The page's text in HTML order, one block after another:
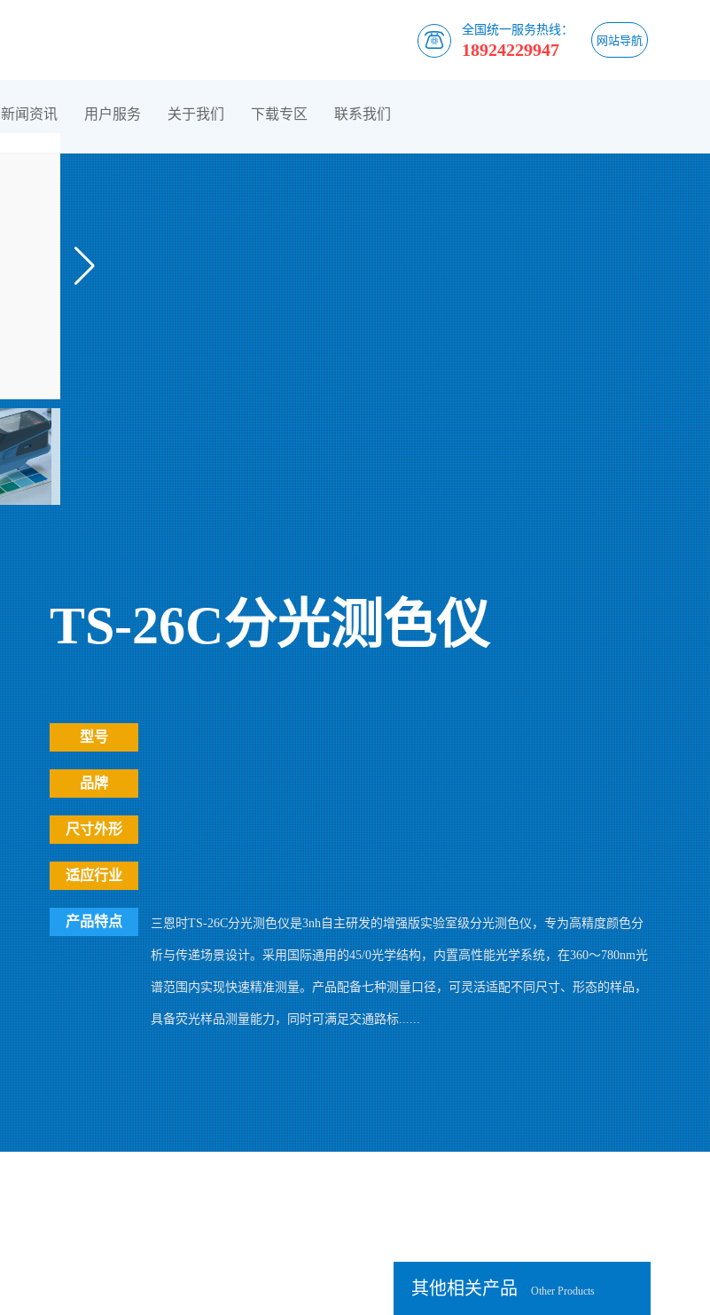
全国统一服务热线：
18924229947 网站导航
新闻资讯 用户服务 关于我们 下载专区 联系我们
TS-26C分光测色仪
型号
品牌
尺寸外形
适应行业
产品特点 三恩时TS-26C分光测色仪是3nh自主研发的增强版实验室级分光测色仪，专为高精度颜色分
析与传递场景设计。采用国际通用的45/0光学结构，内置高性能光学系统，在360～780nm光
谱范围内实现快速精准测量。产品配备七种测量口径，可灵活适配不同尺寸、形态的样品，
具备荧光样品测量能力，同时可满足交通路标......
其他相关产品 Other Products